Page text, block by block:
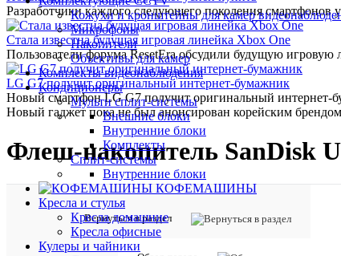
Кожухи и кронштейны для камер
Микрофоны
Накопители
Объективы для камер
Комплекты видеонаблюдения
Кондиционеры
Мульти сплит-системы
Внешние блоки
Внутренние блоки
Комплекты
Сплит-системы
Внутренние блоки
КОФЕМАШИНЫ
Кресла и стулья
Кресла домашние
Кресла офисные
Кулеры и чайники
Разработчики каждого следующего поколения смартфонов
Стала известна будущая игровая линейка Xbox One
Пользователи форума ResetEra обсудили будущую
LG G7 получит оригинальный интернет-бумажник
Новый смартфон LG G7 получит оригинальный интернет-
Новый гаджет пока не был анонсирован корейским брендом
Флеш-накопитель SanDisk
Вернуться в раздел